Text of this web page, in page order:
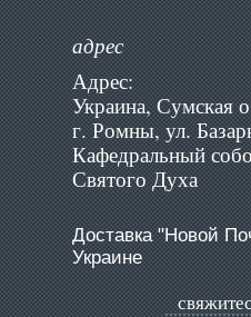
адрес
Адрес:
Украина, Сумская
г. Ромны, ул.
Кафедральный
Святого Духа
Доставка "Новой
Украине